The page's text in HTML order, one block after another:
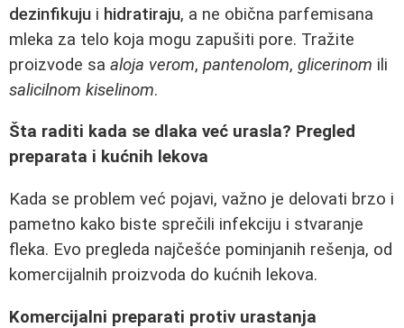
dezinfikuju i hidratiraju, a ne obična parfemisana
mleka za telo koja mogu zapušiti pore. Tražite
proizvode sa aloja verom, pantenolom, glicerinom ili
salicilnom kiselinom.
Šta raditi kada se dlaka već urasla? Pregled
preparata i kućnih lekova
Kada se problem već pojavi, važno je delovati brzo i
pametno kako biste sprečili infekciju i stvaranje
fleka. Evo pregleda najčešće pominjanih rešenja, od
komercijalnih proizvoda do kućnih lekova.
Komercijalni preparati protiv urastanja